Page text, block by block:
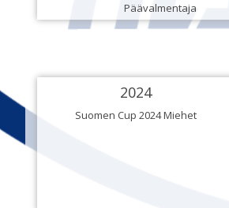
Päävalmentaja
2024
Suomen Cup 2024 Miehet